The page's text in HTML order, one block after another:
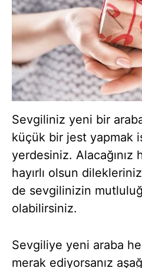
Sevgiliniz yeni bir
küçük bir jest yapmak
yerdesiniz. Alacağınız
hayırlı olsun
de sevgilinizin
olabilirsiniz.
Sevgiliye yeni araba
merak ediyorsanız